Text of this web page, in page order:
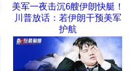
美军一夜击沉6艘伊朗快艇！
川普放话：若伊朗干预美军
护航